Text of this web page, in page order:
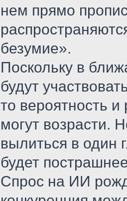
нем прямо
безумие».
Поскольку в
будут
то вероятность
могут возрасти.
вылиться в один
будет
Спрос на ИИ